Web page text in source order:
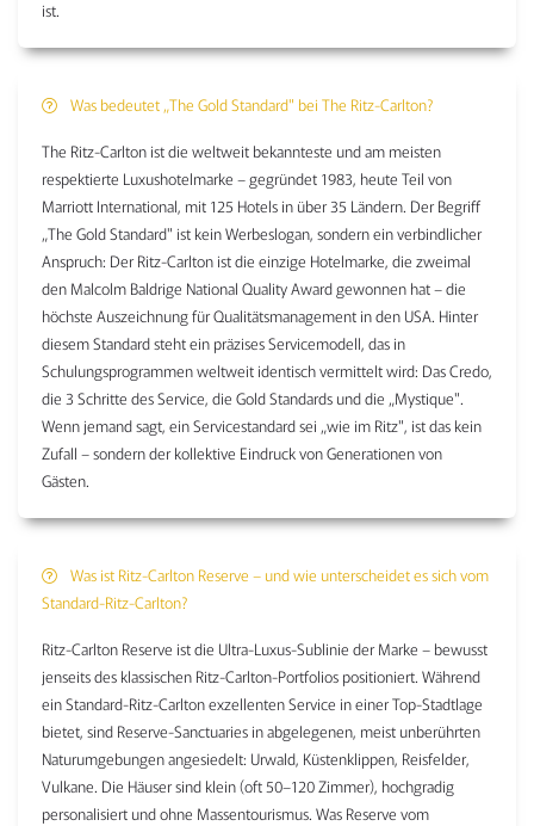
ist.
Was bedeutet „The Gold Standard" bei The Ritz-Carlton?
The Ritz-Carlton ist die weltweit bekannteste und am meisten
respektierte Luxushotelmarke – gegründet 1983, heute Teil von
Marriott International, mit 125 Hotels in über 35 Ländern. Der Begriff
„The Gold Standard" ist kein Werbeslogan, sondern ein verbindlicher
Anspruch: Der Ritz-Carlton ist die einzige Hotelmarke, die zweimal
den Malcolm Baldrige National Quality Award gewonnen hat – die
höchste Auszeichnung für Qualitätsmanagement in den USA. Hinter
diesem Standard steht ein präzises Servicemodell, das in
Schulungsprogrammen weltweit identisch vermittelt wird: Das Credo,
die 3 Schritte des Service, die Gold Standards und die „Mystique".
Wenn jemand sagt, ein Servicestandard sei „wie im Ritz", ist das kein
Zufall – sondern der kollektive Eindruck von Generationen von
Gästen.
Was ist Ritz-Carlton Reserve – und wie unterscheidet es sich vom
Standard-Ritz-Carlton?
Ritz-Carlton Reserve ist die Ultra-Luxus-Sublinie der Marke – bewusst
jenseits des klassischen Ritz-Carlton-Portfolios positioniert. Während
ein Standard-Ritz-Carlton exzellenten Service in einer Top-Stadtlage
bietet, sind Reserve-Sanctuaries in abgelegenen, meist unberührten
Naturumgebungen angesiedelt: Urwald, Küstenklippen, Reisfelder,
Vulkane. Die Häuser sind klein (oft 50–120 Zimmer), hochgradig
personalisiert und ohne Massentourismus. Was Reserve vom